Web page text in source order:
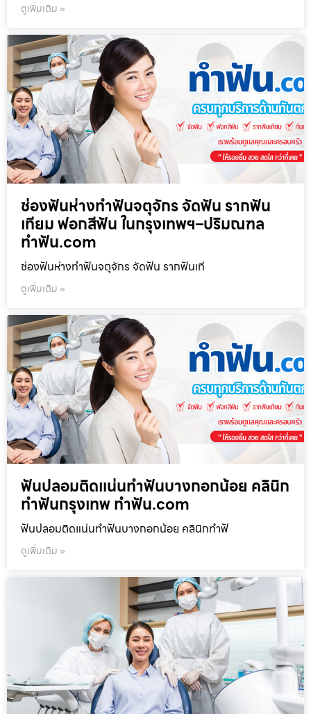
ดูเพิ่มเติม »
ช่องฟันห่างทำฟันจตุจักร จัดฟัน รากฟัน
เทียม ฟอกสีฟัน ในกรุงเทพฯ–ปริมณฑล
ทำฟัน.com
ช่องฟันห่างทำฟันจตุจักร จัดฟัน รากฟันเที
ดูเพิ่มเติม »
ฟันปลอมติดแน่นทำฟันบางกอกน้อย คลินิก
ทำฟันกรุงเทพ ทำฟัน.com
ฟันปลอมติดแน่นทำฟันบางกอกน้อย คลินิกทำฟั
ดูเพิ่มเติม »